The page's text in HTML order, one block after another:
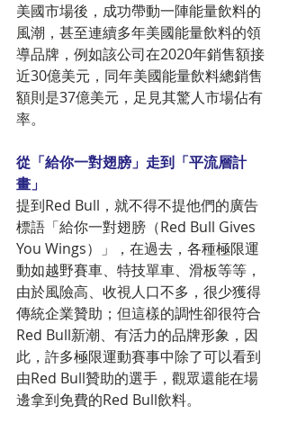
美國市場後，成功帶動一陣能量飲料的
風潮，甚至連續多年美國能量飲料的領
導品牌，例如該公司在2020年銷售額接
近30億美元，同年美國能量飲料總銷售
額則是37億美元，足見其驚人市場佔有
率。
從「給你一對翅膀」走到「平流層計
畫」
提到Red Bull，就不得不提他們的廣告
標語「給你一對翅膀（Red Bull Gives
You Wings）」，在過去，各種極限運
動如越野賽車、特技單車、滑板等等，
由於風險高、收視人口不多，很少獲得
傳統企業贊助；但這樣的調性卻很符合
Red Bull新潮、有活力的品牌形象，因
此，許多極限運動賽事中除了可以看到
由Red Bull贊助的選手，觀眾還能在場
邊拿到免費的Red Bull飲料。